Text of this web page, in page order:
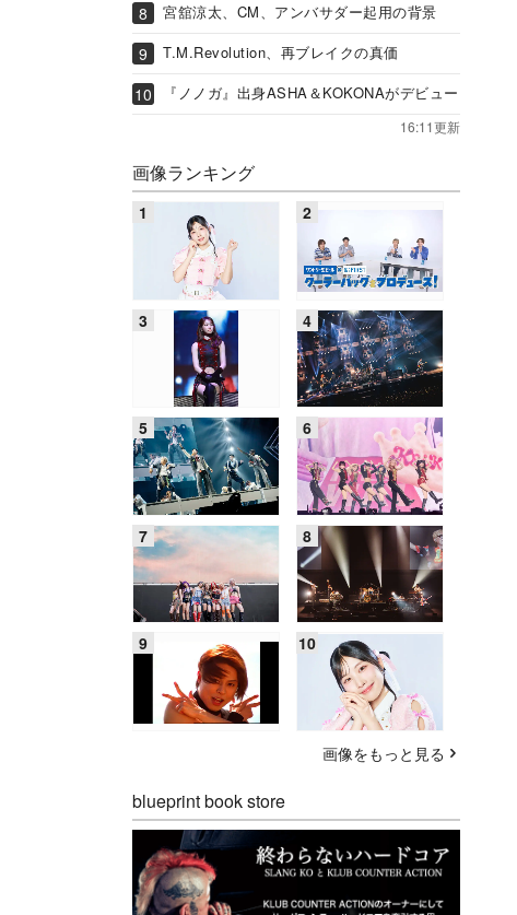
宮舘涼太、CM、アンバサダー起用の背景
T.M.Revolution、再ブレイクの真価
『ノノガ』出身ASHA＆KOKONAがデビュー
16:11更新
画像ランキング
画像をもっと見る
blueprint book store